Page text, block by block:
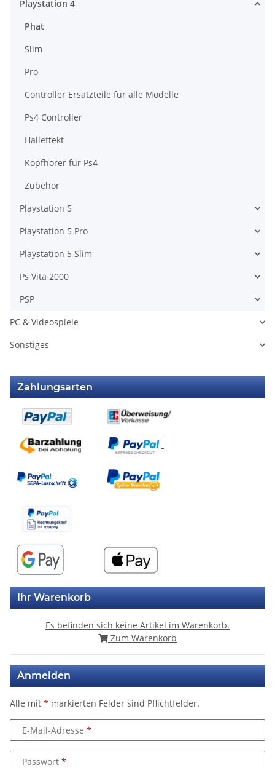
Playstation 4
Phat
Slim
Pro
Controller Ersatzteile für alle Modelle
Ps4 Controller
Halleffekt
Kopfhörer für Ps4
Zubehör
Playstation 5
Playstation 5 Pro
Playstation 5 Slim
Ps Vita 2000
PSP
PC & Videospiele
Sonstiges
Zahlungsarten
Ihr Warenkorb
Es befinden sich keine Artikel im Warenkorb.
Zum Warenkorb
Anmelden
Alle mit * markierten Felder sind Pflichtfelder.
E-Mail-Adresse
Passwort